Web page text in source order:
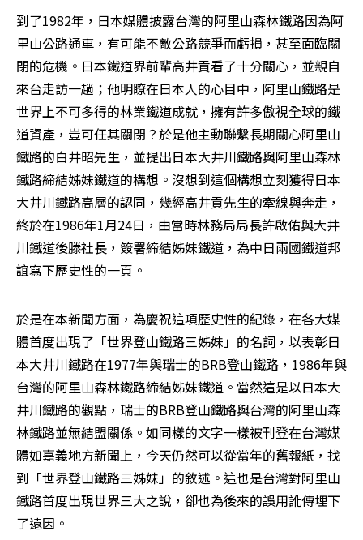
到了1982年，日本媒體披露台灣的阿里山森林鐵路因為阿
里山公路通車，有可能不敵公路競爭而虧損，甚至面臨關
閉的危機。日本鐵道界前輩高井貢看了十分關心，並親自
來台走訪一趟；他明瞭在日本人的心目中，阿里山鐵路是
世界上不可多得的林業鐵道成就，擁有許多傲視全球的鐵
道資產，豈可任其關閉？於是他主動聯繫長期關心阿里山
鐵路的白井昭先生，並提出日本大井川鐵路與阿里山森林
鐵路締結姊妹鐵道的構想。沒想到這個構想立刻獲得日本
大井川鐵路高層的認同，幾經高井貢先生的牽線與奔走，
終於在1986年1月24日，由當時林務局局長許啟佑與大井
川鐵道後滕社長，簽署締結姊妹鐵道，為中日兩國鐵道邦
誼寫下歷史性的一頁。
於是在本新聞方面，為慶祝這項歷史性的紀錄，在各大媒
體首度出現了「世界登山鐵路三姊妹」的名詞，以表彰日
本大井川鐵路在1977年與瑞士的BRB登山鐵路，1986年與
台灣的阿里山森林鐵路締結姊妹鐵道。當然這是以日本大
井川鐵路的觀點，瑞士的BRB登山鐵路與台灣的阿里山森
林鐵路並無結盟關係。如同樣的文字一樣被刊登在台灣媒
體如嘉義地方新聞上，今天仍然可以從當年的舊報紙，找
到「世界登山鐵路三姊妹」的敘述。這也是台灣對阿里山
鐵路首度出現世界三大之說，卻也為後來的誤用訛傳埋下
了遠因。